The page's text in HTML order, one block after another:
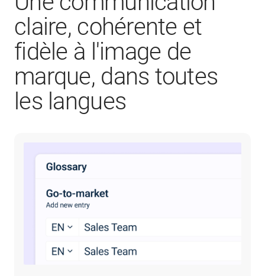
claire, cohérente et
fidèle à l'image de
marque, dans toutes
les langues